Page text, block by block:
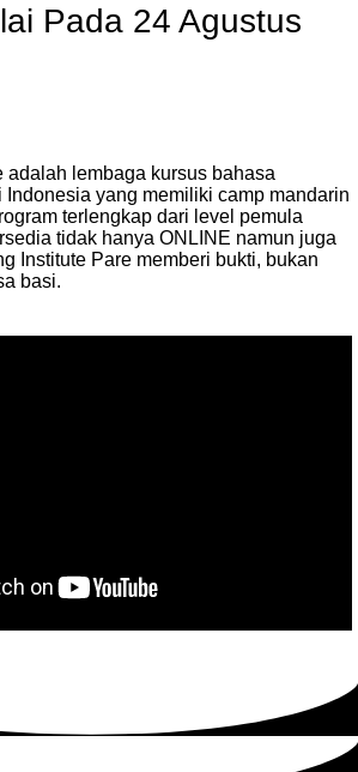
Pada 24 Agustus
adalah lembaga kursus bahasa
Indonesia yang memiliki camp mandarin
terlengkap dari level pemula
tidak hanya ONLINE namun juga
Institute Pare memberi bukti, bukan
basi.